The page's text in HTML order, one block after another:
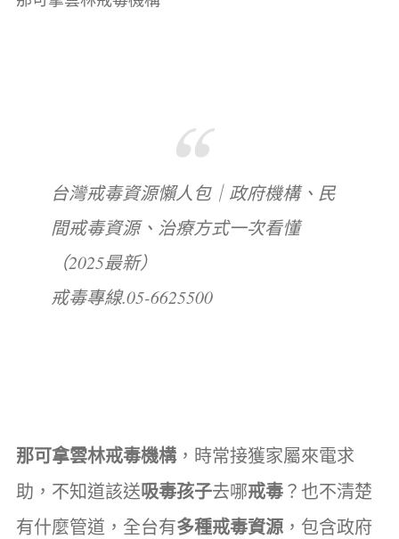
台灣戒毒資源懶人包｜政府機構、民
間戒毒資源、治療方式一次看懂
（2025最新）
戒毒專線.05-6625500
那可拿雲林戒毒機構，時常接獲家屬來電求
助，不知道該送吸毒孩子去哪戒毒 ？也不清楚
有什麼管道，全台有多種戒毒資源 ，包含政府